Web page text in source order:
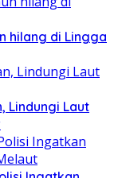
hilang di Lingga
Lindungi Laut